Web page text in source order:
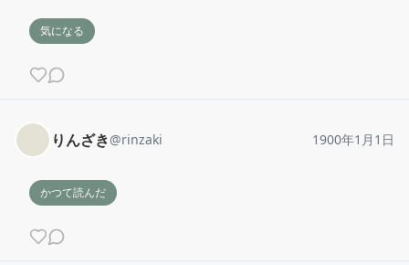
気になる
りんざき@rinzaki 1900年1月1日
かつて読んだ